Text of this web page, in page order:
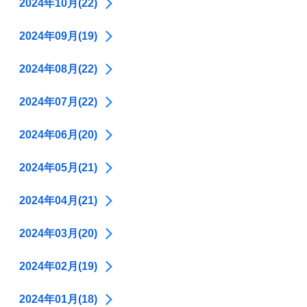
2024年10月(22)
2024年09月(19)
2024年08月(22)
2024年07月(22)
2024年06月(20)
2024年05月(21)
2024年04月(21)
2024年03月(20)
2024年02月(19)
2024年01月(18)